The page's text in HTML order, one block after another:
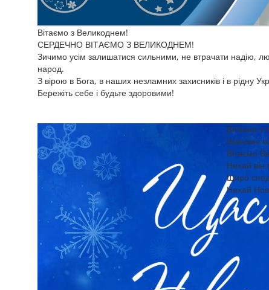
Вітаємо з Великоднем!
СЕРДЕЧНО ВІТАЄМО З ВЕЛИКОДНЕМ!
Зичимо усім залишатися сильними, не втрачати надію,
народ.
З вірою в Бога, в наших незламних захисників і в рідну
Бережіть себе і будьте здоровими!
Вітання
Шановні
Вітаємо
Нехай він
Щиро
Нехай